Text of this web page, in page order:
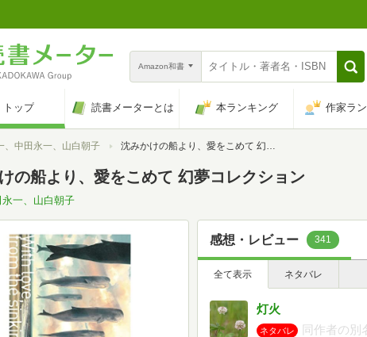
Amazon和書
トップ 読書メーターとは 本ランキング 作家ラ
、中田永一、山白朝子 沈みかけの船より、愛をこめて 幻夢コレクション
の船より、愛をこめて 幻夢コレクション
一、山白朝子
感想・レビュー 341
全て表示 ネタバレ
灯火
ネタバレ
同作者の